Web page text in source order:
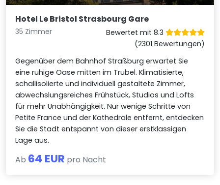
Hotel Le Bristol Strasbourg Gare
35 Zimmer
Bewertet mit 8.3
(2301 Bewertungen)
Gegenüber dem Bahnhof Straßburg erwartet Sie
eine ruhige Oase mitten im Trubel. Klimatisierte,
schallisolierte und individuell gestaltete Zimmer,
abwechslungsreiches Frühstück, Studios und Lofts
für mehr Unabhängigkeit. Nur wenige Schritte von
Petite France und der Kathedrale entfernt, entdecken
Sie die Stadt entspannt von dieser erstklassigen
Lage aus.
Ab 64 EUR pro Nacht